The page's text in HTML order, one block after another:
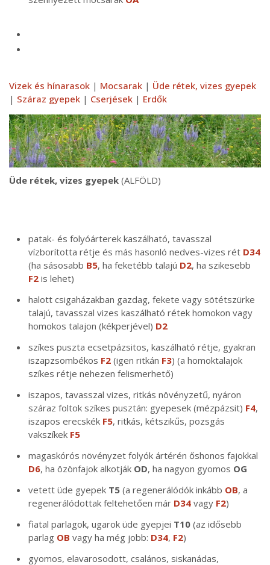
Vizek és hínarasok | Mocsarak | Üde rétek, vizes gyepek
| Száraz gyepek | Cserjések | Erdők
Üde rétek, vizes gyepek (ALFÖLD)
patak- és folyóárterek kaszálható, tavasszal
vízborította rétje és más hasonló nedves-vizes rét D34
(ha sásosabb B5, ha feketébb talajú D2, ha szikesebb
F2is lehet)
halott csigaházakban gazdag, fekete vagy sötétszürke
talajú, tavasszal vizes kaszálható rétek homokon vagy
homokos talajon (kékperjével) D2
szíkes puszta ecsetpázsitos, kaszálható rétje, gyakran
iszapzsombékos F2(igen ritkán F3) (a homoktalajok
szíkes rétje nehezen felismerhető)
iszapos, tavasszal vizes, ritkás növényzetű, nyáron
száraz foltok szíkes pusztán: gyepesek (mézpázsit) F4,
iszapos erecskék F5, ritkás, kétszikűs, pozsgás
vakszíkek F5
magaskórós növényzet folyók ártérén őshonos fajokkal
D6, ha özönfajok alkotják OD, ha nagyon gyomos OG
vetett üde gyepek T5(a regenerálódók inkább OB, a
regenerálódottak feltehetően már D34vagy F2)
fiatal parlagok, ugarok üde gyepjei T10(az idősebb
parlag OB vagy ha még jobb: D34, F2)
gyomos, elavarosodott, csalános, siskanádas,